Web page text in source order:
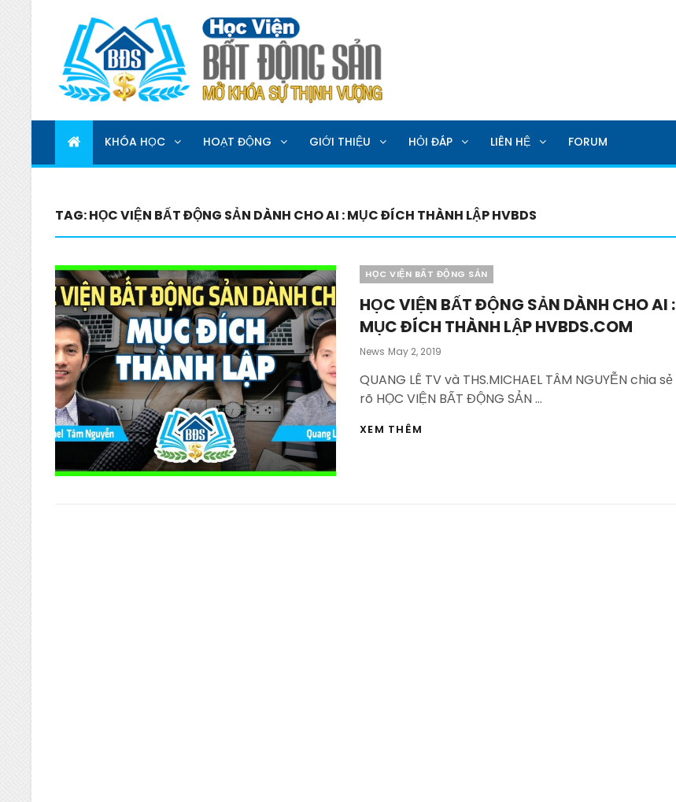
HỌC VIỆN BẤT ĐỘNG SẢN
MỞ KHOÁ SỰ THỊNH VƯỢNG
KHÓA HỌC HOẠT ĐỘNG GIỚI THIỆU HỎI ĐÁP LIÊN HỆ FORUM
TAG:HỌC VIỆN BẤT ĐỘNG SẢN DÀNH CHO AI : MỤC ĐÍCH THÀNH LẬP HVBDS
Categories
HỌC VIỆN BẤT ĐỘNG SẢN
HỌC VIỆN BẤT ĐỘNG SẢN DÀNH CHO AI :
MỤC ĐÍCH THÀNH LẬP HVBDS.COM
News Posted
May 2, 2019
QUANG LÊ TV và THS.MICHAEL TÂM NGUYỄN chia sẻ
rõ HỌC VIỆN BẤT ĐỘNG SẢN …
XEM THÊM